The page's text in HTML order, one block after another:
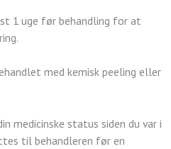
1 uge før behandling for at
med kemisk peeling eller
medicinske status siden du var i
til behandleren før en